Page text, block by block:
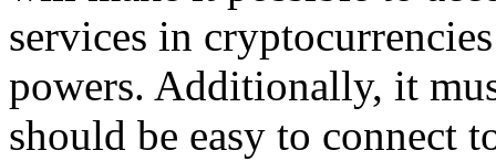
services in
powers. Additionally, it
should be easy to connect